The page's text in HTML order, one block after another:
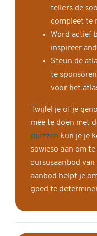
tellers de
compleet te
Word actief
inspireer
Steun de
te
voor het
Twijfel je of je
mee te doen met
quizzen kun je je
sowieso aan om
cursusaanbod
aanbod helpt je
goed te